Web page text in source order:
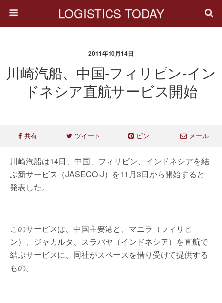
LOGISTICS TODAY
2011年10月14日
川崎汽船、中国-フィリピン-イン
ドネシア直航サービス開始
共有 ツイート ピン メール
川崎汽船は14日、中国、フィリピン、インドネシアを結
ぶ新サービス（JASECO-J）を11月3日から開始すると
発表した。
このサービスは、中国主要港と、マニラ（フィリピ
ン）、ジャカルタ、スラバヤ（インドネシア）を直航で
結ぶサービスに、同社がスペースを借り受けて提供する
もの。